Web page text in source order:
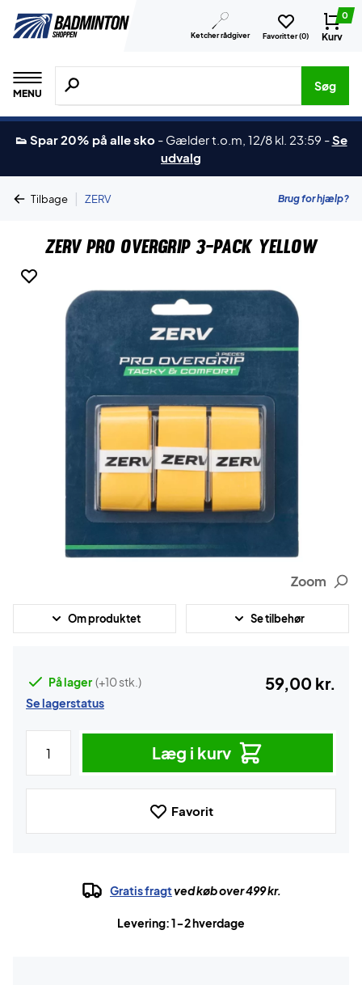
Ketcher rådgiver Favoritter (0)
0
Kurv
MENU
Søg efter produkter, mærker etc.
Søg
👟 Spar 20% på alle sko - Gælder t.o.m, 12/8 kl. 23:59 -Se
udvalg
Tilbage | ZERV Brug for hjælp?
ZERV Pro Overgrip 3-Pack Yellow
Zoom
Om produktet Se tilbehør
På lager (+10 stk.)
Se lagerstatus
59,00 kr.
Læg i kurv
Favorit
Gratis fragtved køb over 499 kr.
Levering: 1-2 hverdage